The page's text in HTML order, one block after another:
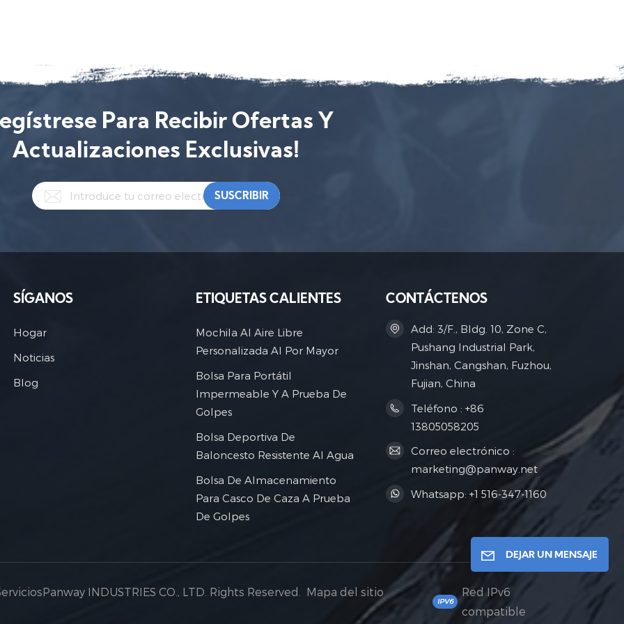
Para Recibir Ofertas Y
Actualizaciones Exclusivas!
SÍGANOS
Hogar
Noticias
Blog
ETIQUETAS CALIENTES
Mochila Al Aire Libre
Personalizada Al Por Mayor
Bolsa Para Portátil
Impermeable Y A Prueba De
Golpes
Bolsa Deportiva De
Baloncesto Resistente Al Agua
Bolsa De Almacenamiento
Para Casco De Caza A Prueba
De Golpes
CONTÁCTENOS
Add: 3/F., Bldg. 10, Zone C,
Pushang Industrial Park,
Jinshan, Cangshan, Fuzhou,
Fujian, China
Teléfono : +86
13805058205
Correo electrónico :
marketing@panway.net
Whatsapp: +1 516-347-1160
INDUSTRIES CO., LTD. Rights Reserved. Mapa del sitio
Red IPv6
compatible
DEJAR UN MENSAJE